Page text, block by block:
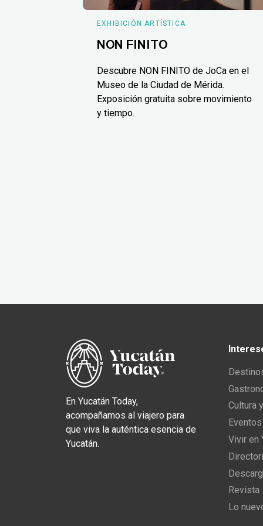
EXHIBICIÓN ARTÍSTICA
NON FINITO
Descubre NON FINITO de JoCa en el
Museo de la Ciudad de Mérida.
Exposición gratuita sobre movimiento
y tiempo.
En Yucatán Today,
acompañamos al viajero para
que viva la auténtica esencia de
Yucatán.
Cultura
Vivir en
Revista
Lo